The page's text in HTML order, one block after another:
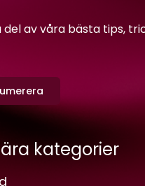
av våra bästa tips,
kategorier